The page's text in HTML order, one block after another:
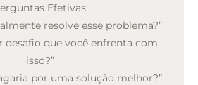
Efetivas:
resolve esse problema?”
desafio que você enfrenta com
isso?”
por uma solução melhor?”